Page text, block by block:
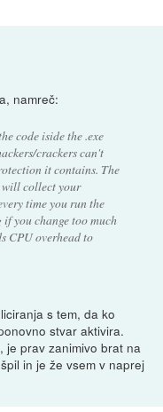
namreč:
code iside the .exe
crackers can't
it contains. The
will collect your
time you run the
you change too much
CPU overhead to
s tem, da ko
stvar aktivira.
je prav zanimivo brat na
in je že vsem v naprej